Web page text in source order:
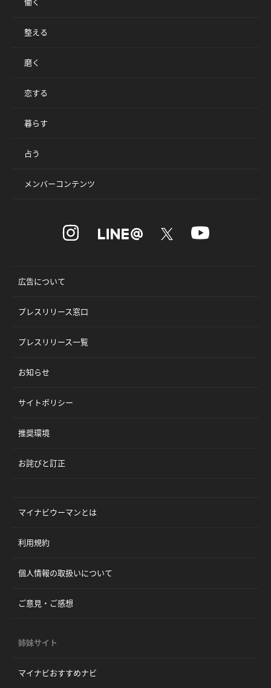
整える
磨く
恋する
暮らす
占う
メンバーコンテンツ
広告について
プレスリリース窓口
プレスリリース一覧
お知らせ
サイトポリシー
推奨環境
お詫びと訂正
マイナビウーマンとは
利用規約
個人情報の取扱いについて
ご意見・ご感想
姉妹サイト
マイナビおすすめナビ